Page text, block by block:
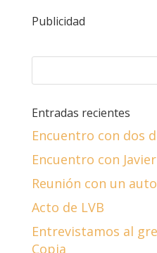
Publicidad
Entradas recientes
Encuentro con dos
Encuentro con
Reunión con un
Acto de LVB
Entrevistamos al
Copia